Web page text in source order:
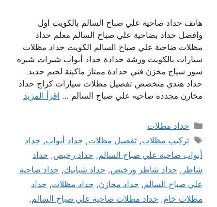
هاتف حداد ضاحية علي صباح السالم بالكويت اول
وافضل حداد بضاحية علي صباح السالم معلم حداد
مظلات ضاحية علي صباح السالم الكويت حداد مظلات
سيارات بالكويت ورشة حدادة حداد أبواب شبرات شبره
سور سياج مخزن فني حدادة ممتاز ماكينة لحيم حديد
حداد هندي متخصص تفصيل مظلات سيارات كراج حداد
مخازن مجددة ضاحية علي صباح السالم … اقرأ المزيد
التصنيفات
حداد مظلات
الوسوم
تركيب مظلات,تفصيل مظلات, حداد أبواب, حداد
أبواب ضاحية علي صباح السالم, حداد رخيص, حداد
شاطر , حداد شاطر ورخيص, حداد شبابيك, حداد ضاحية
علي صباح السالم, حداد مخازن, حداد مظلات, حداد
مظلات خام, حداد مظلات ضاحية علي صباح السالم,